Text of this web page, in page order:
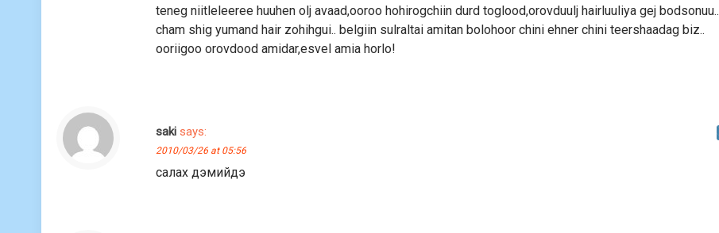
teneg niitleleeree huuhen olj avaad,ooroo hohirogchiin durd toglood,orovduulj hairluuliya gej bodsonuu..
cham shig yumand hair zohihgui.. belgiin sulraltai amitan bolohoor chini ehner chini teershaadag biz..
ooriigoo orovdood amidar,esvel amia horlo!
saki says:
2010/03/26 at 05:56
салаx дэмийдэ